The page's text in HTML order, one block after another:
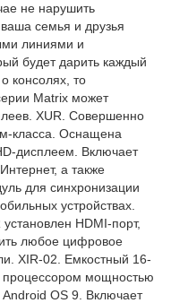
не нарушить
семья и друзья
линиями и
будет дарить каждый
консолях, то
Matrix может
XUR. Совершенно
класса. Оснащена
дисплеем. Включает
а также
для синхронизации
устройствах.
HDMI-порт,
любое цифровое
XIR-02. Емкостный 16-
мощностью
OS 9. Включает